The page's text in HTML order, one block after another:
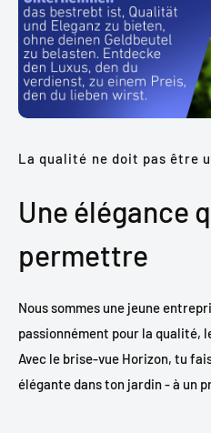
La qualité ne doit pas être
Une élégance
permettre
Nous sommes une jeune
passionnément pour la qualité,
Avec le brise-vue Horizon, tu
élégante dans ton jardin - à un